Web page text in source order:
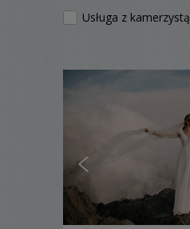
Usługa z kamerzystą